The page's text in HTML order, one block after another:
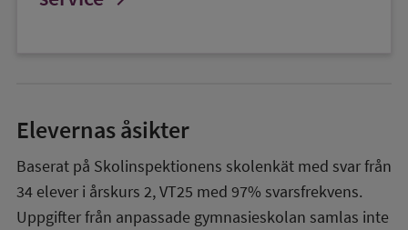
Elevernas åsikter
Baserat på Skolinspektionens skolenkät med svar från
34 elever i årskurs 2,VT25 med 97% svarsfrekvens.
Uppgifter från anpassade gymnasieskolan samlas inte